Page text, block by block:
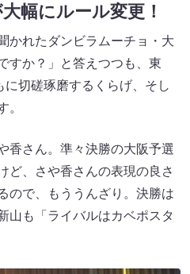
幅にルール変更！
かれたダンビラムーチョ・大
すか？」と答えつつも、東
切磋琢磨するくらげ、そし
。
香さん。準々決勝の大阪予選
ど、さや香さんの表現の良さ
ので、もううんざり。決勝は
山も「ライバルはカベポスタ